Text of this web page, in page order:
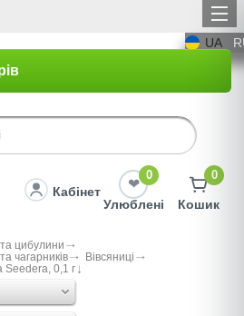
UA
Кабінет
0
Улюблені
0
Кошик
цибулини
чагарників
Вівсяниці
Seedera, 0,1 г